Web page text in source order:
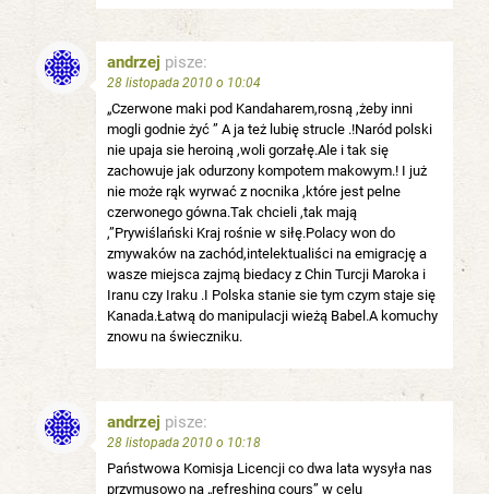
andrzej pisze:
28 listopada 2010 o 10:04
„Czerwone maki pod Kandaharem,rosną ,żeby inni
mogli godnie żyć ” A ja też lubię strucle .!Naród polski
nie upaja sie heroiną ,woli gorzałę.Ale i tak się
zachowuje jak odurzony kompotem makowym.! I już
nie może rąk wyrwać z nocnika ,które jest pelne
czerwonego gówna.Tak chcieli ,tak mają
,”Prywiślański Kraj rośnie w siłę.Polacy won do
zmywaków na zachód,intelektualiści na emigrację a
wasze miejsca zajmą biedacy z Chin Turcji Maroka i
Iranu czy Iraku .I Polska stanie sie tym czym staje się
Kanada.Łatwą do manipulacji wieżą Babel.A komuchy
znowu na świeczniku.
andrzej pisze:
28 listopada 2010 o 10:18
Państwowa Komisja Licencji co dwa lata wysyła nas
przymusowo na „refreshing cours” w celu